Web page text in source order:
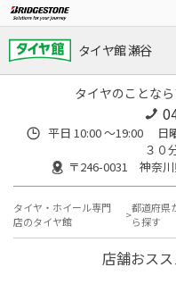
タイヤ館 瀬谷
タイヤのことな
平日 10:00 ～19:00 日
３０
〒246-0031 神奈川
タイヤ・ホイール専門
店のタイヤ館
都道府県
ら探す
店舗おス